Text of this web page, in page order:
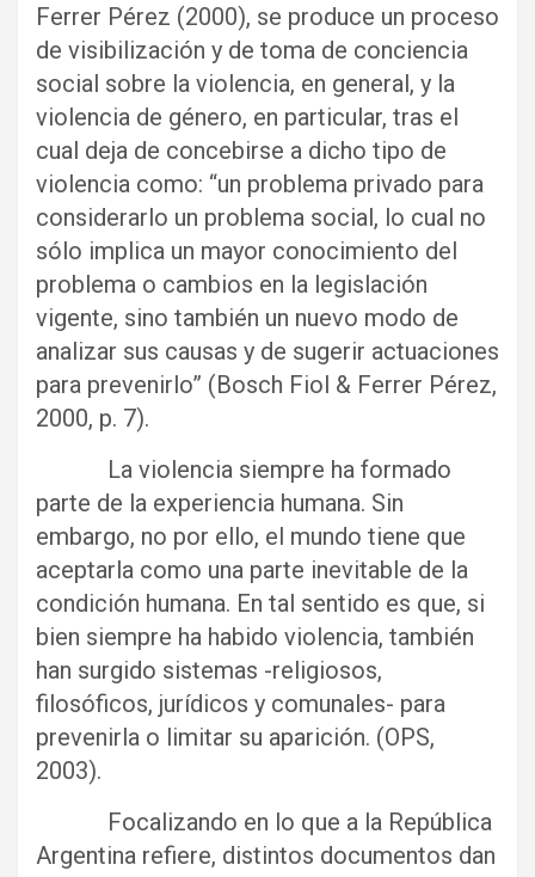
Ferrer Pérez (2000), se produce un proceso
de visibilización y de toma de conciencia
social sobre la violencia, en general, y la
violencia de género, en particular, tras el
cual deja de concebirse a dicho tipo de
violencia como: “un problema privado para
considerarlo un problema social, lo cual no
sólo implica un mayor conocimiento del
problema o cambios en la legislación
vigente, sino también un nuevo modo de
analizar sus causas y de sugerir actuaciones
para prevenirlo” (Bosch Fiol & Ferrer Pérez,
2000, p. 7).
La violencia siempre ha formado
parte de la experiencia humana. Sin
embargo, no por ello, el mundo tiene que
aceptarla como una parte inevitable de la
condición humana. En tal sentido es que, si
bien siempre ha habido violencia, también
han surgido sistemas -religiosos,
filosóficos, jurídicos y comunales- para
prevenirla o limitar su aparición. (OPS,
2003).
Focalizando en lo que a la República
Argentina refiere, distintos documentos dan